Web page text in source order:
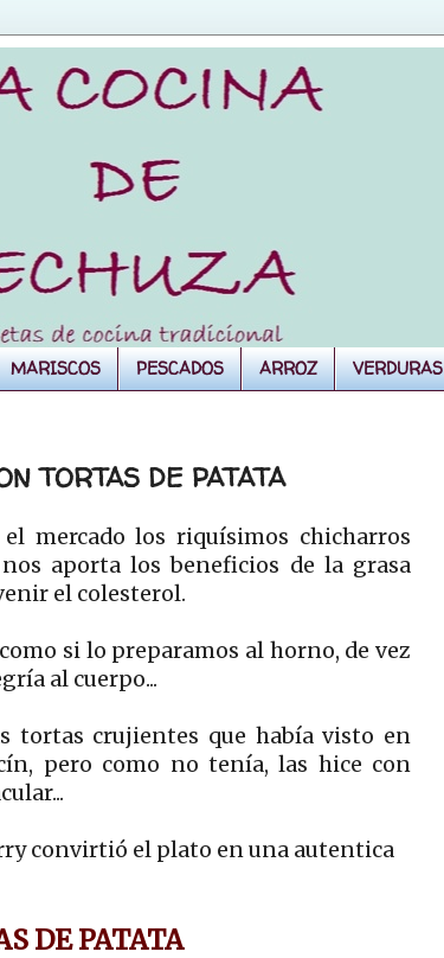
MARISCOS PESCADOS ARROZ VERDURAS
TORTAS DE PATATA
mercado los riquísimos chicharros
aporta los beneficios de la grasa
el colesterol.
si lo preparamos al horno, de vez
al cuerpo...
tortas crujientes que había visto en
pero como no tenía, las hice con
convirtió el plato en una autentica
DE PATATA